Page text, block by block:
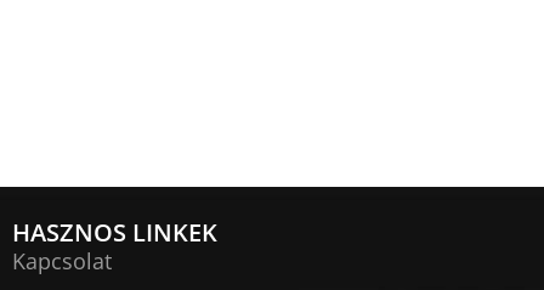
HASZNOS LINKEK
Kapcsolat